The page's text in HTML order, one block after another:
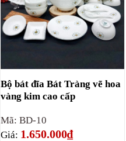
Bộ bát đĩa Bát Tràng vẽ hoa
vàng kim cao cấp
Mã: BD-10
Giá: 1.650.000₫